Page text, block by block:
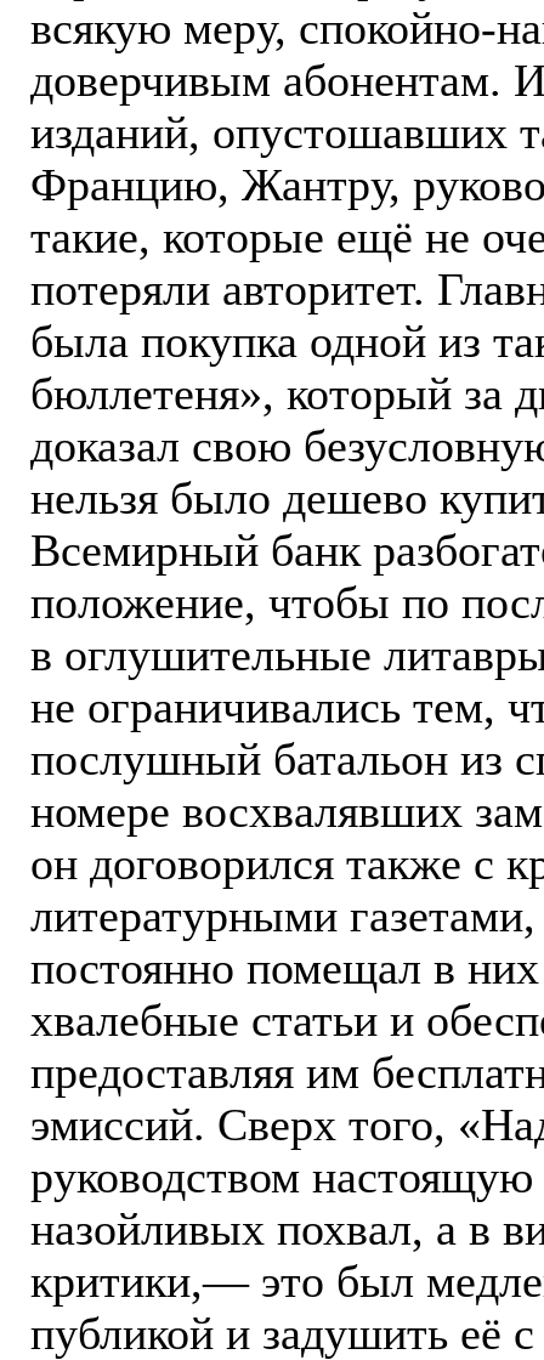
всякую меру, спокойно-
доверчивым абонентам.
изданий, опустошавших
Францию, Жантру,
такие, которые ещё не
потеряли авторитет.
была покупка одной из
бюллетеня», который за
доказал свою
нельзя было дешево
Всемирный банк
положение, чтобы по
в оглушительные
не ограничивались тем,
послушный батальон из
номере восхвалявших
он договорился также с
литературными
постоянно помещал в
хвалебные статьи и
предоставляя им
эмиссий. Сверх того,
руководством
назойливых похвал, а в
критики,— это был
публикой и задушить её